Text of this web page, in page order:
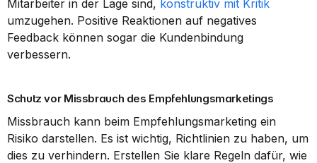
Mitarbeiter in der Lage sind, konstruktiv mit Kritik
umzugehen. Positive Reaktionen auf negatives
Feedback können sogar die Kundenbindung
verbessern.
Schutz vor Missbrauch des Empfehlungsmarketings
Missbrauch kann beim Empfehlungsmarketing ein
Risiko darstellen. Es ist wichtig, Richtlinien zu haben, um
dies zu verhindern. Erstellen Sie klare Regeln dafür, wie